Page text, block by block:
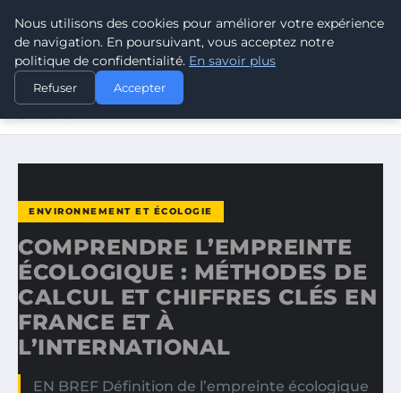
CLIMATE GUARDIAN
ACCUEIL
ENVIRONNEMENT ET ÉCOLOGIE
COMPRENDRE L’EMPREINTE ÉCOLOGIQUE : MÉTHODES DE
ENVIRONNEMENT ET ÉCOLOGIE
COMPRENDRE L’EMPREINTE
ÉCOLOGIQUE : MÉTHODES DE
CALCUL ET CHIFFRES CLÉS EN
FRANCE ET À
L’INTERNATIONAL
EN BREF Définition de l’empreinte écologique
Nous utilisons des cookies pour améliorer votre expérience
de navigation. En poursuivant, vous acceptez notre
politique de confidentialité. En savoir plus
Refuser Accepter